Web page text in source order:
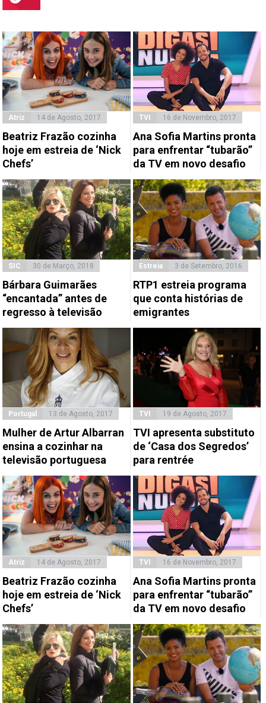
Atriz 14 de Agosto, 2017
Beatriz Frazão cozinha
hoje em estreia de ‘Nick
Chefs’
TVI 16 de Novembro, 2017
Ana Sofia Martins pronta
para enfrentar “tubarão”
da TV em novo desafio
SIC 30 de Março, 2018
Bárbara Guimarães
“encantada” antes de
regresso à televisão
Estreia 3 de Setembro, 2016
RTP1 estreia programa
que conta histórias de
emigrantes
Portugal 13 de Agosto, 2017
Mulher de Artur Albarran
ensina a cozinhar na
televisão portuguesa
TVI 19 de Agosto, 2017
TVI apresenta substituto
de ‘Casa dos Segredos’
para rentrée
Atriz 14 de Agosto, 2017
Beatriz Frazão cozinha
hoje em estreia de ‘Nick
Chefs’
TVI 16 de Novembro, 2017
Ana Sofia Martins pronta
para enfrentar “tubarão”
da TV em novo desafio